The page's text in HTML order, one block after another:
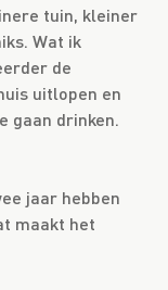
tuin, kleiner
Wat ik
de
uitlopen en
gaan drinken.
jaar hebben
maakt het